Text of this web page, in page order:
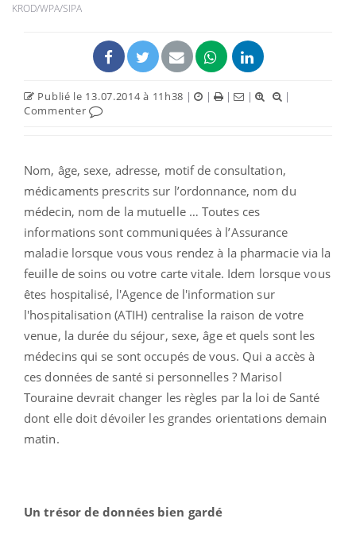
KROD/WPA/SIPA
Publié le 13.07.2014 à 11h38 | | | |
|
Commenter
Nom, âge, sexe, adresse, motif de consultation,
médicaments prescrits sur l’ordonnance, nom du
médecin, nom de la mutuelle … Toutes ces
informations sont communiquées à l’Assurance
maladie lorsque vous vous rendez à la pharmacie via la
feuille de soins ou votre carte vitale. Idem lorsque vous
êtes hospitalisé, l'Agence de l'information sur
l'hospitalisation (ATIH) centralise la raison de votre
venue, la durée du séjour, sexe, âge et quels sont les
médecins qui se sont occupés de vous. Qui a accès à
ces données de santé si personnelles ? Marisol
Touraine devrait changer les règles par la loi de Santé
dont elle doit dévoiler les grandes orientations demain
matin.
Un trésor de données bien gardé